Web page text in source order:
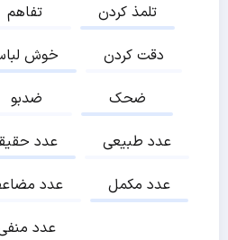
تفاهم
تلمذ کردن
خوش
دقت کردن
ضدبو
ضحک
عدد
عدد طبیعی
عدد
عدد مکمل
عدد